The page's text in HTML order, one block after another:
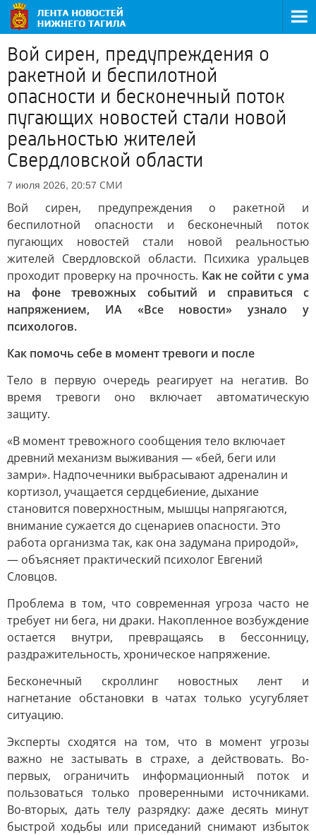
Вой сирен, предупреждения о
ракетной и беспилотной
опасности и бесконечный поток
пугающих новостей стали новой
реальностью жителей
Свердловской области
7 июля 2026, 20:57 СМИ
Вой сирен, предупреждения о ракетной и
беспилотной опасности и бесконечный поток
пугающих новостей стали новой реальностью
жителей Свердловской области. Психика уральцев
проходит проверку на прочность. Как не сойти с ума
на фоне тревожных событий и справиться с
напряжением, ИА «Все новости» узнало у
психологов.
Как помочь себе в момент тревоги и после
Тело в первую очередь реагирует на негатив. Во
время тревоги оно включает автоматическую
защиту.
«В момент тревожного сообщения тело включает
древний механизм выживания — «бей, беги или
замри». Надпочечники выбрасывают адреналин и
кортизол, учащается сердцебиение, дыхание
становится поверхностным, мышцы напрягаются,
внимание сужается до сценариев опасности. Это
работа организма так, как она задумана природой»,
— объясняет практический психолог Евгений
Словцов.
Проблема в том, что современная угроза часто не
требует ни бега, ни драки. Накопленное возбуждение
остается внутри, превращаясь в бессонницу,
раздражительность, хроническое напряжение.
Бесконечный скроллинг новостных лент и
нагнетание обстановки в чатах только усугубляет
ситуацию.
Эксперты сходятся на том, что в момент угрозы
важно не застывать в страхе, а действовать. Во-
первых, ограничить информационный поток и
пользоваться только проверенными источниками.
Во-вторых, дать телу разрядку: даже десять минут
быстрой ходьбы или приседаний снимают избыток